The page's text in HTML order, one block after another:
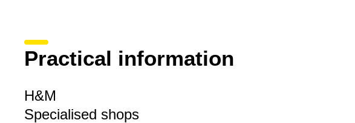
Practical information
H&M
Specialised shops